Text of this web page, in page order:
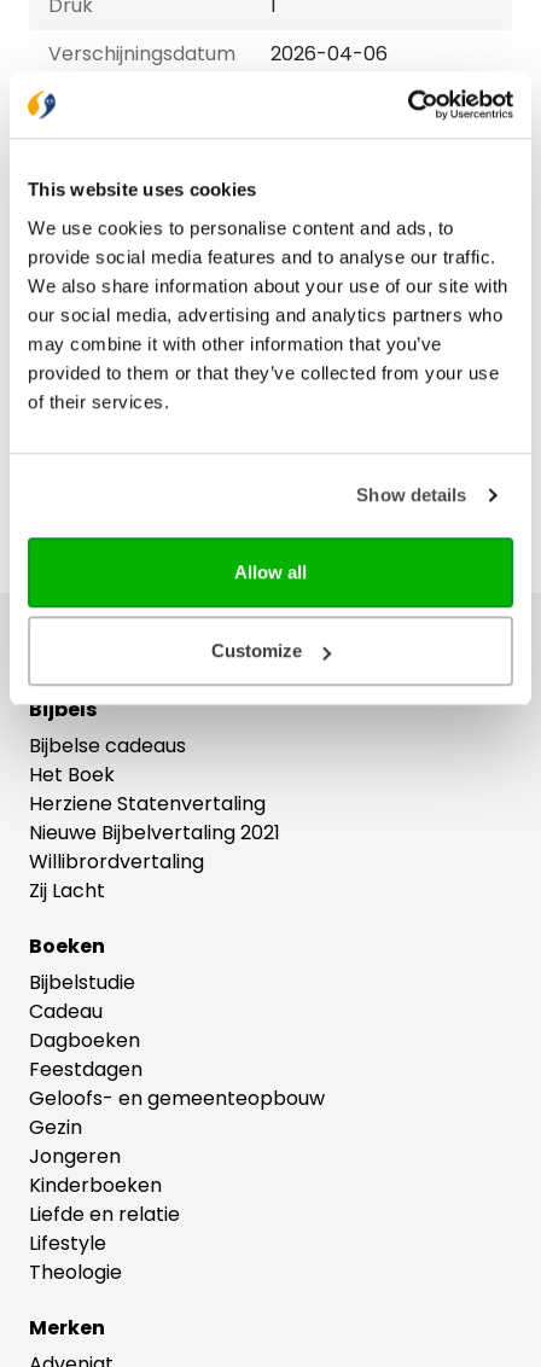
This website uses cookies
We use cookies to personalise content and ads, to
provide social media features and to analyse our traffic.
We also share information about your use of our site with
our social media, advertising and analytics partners who
may combine it with other information that you’ve
provided to them or that they’ve collected from your use
of their services.
Show details
Allow all
Customize
Verschijningsdatum
2026-04-06
NUR-code
Taal
Aantal pagina's
160
Bezorging binnen 1–2 werkdagen
Gratis verzending vanaf € 20,-
Gratis retourneren
Ons hele assortiment
Bijbels
Bijbelse cadeaus
Het Boek
Herziene Statenvertaling
Nieuwe Bijbelvertaling 2021
Willibrordvertaling
Zij Lacht
Boeken
Bijbelstudie
Cadeau
Dagboeken
Feestdagen
Geloofs- en gemeenteopbouw
Gezin
Jongeren
Kinderboeken
Liefde en relatie
Lifestyle
Theologie
Merken